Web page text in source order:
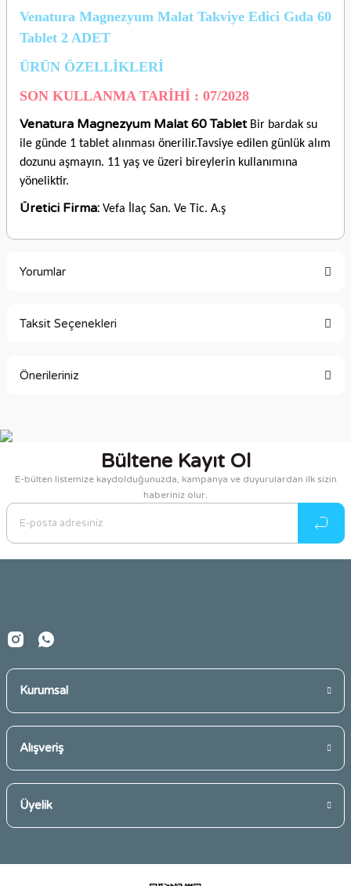
Venatura Magnezyum Malat Takviye Edici Gıda 60
Tablet 2 ADET
ÜRÜN ÖZELLİKLERİ
SON KULLANMA TARİHİ : 07/2028
Venatura Magnezyum Malat 60 Tablet Bir bardak su
ile günde 1 tablet alınması önerilir.Tavsiye edilen günlük alım
dozunu aşmayın. 11 yaş ve üzeri bireylerin kullanımına
yöneliktir.
Üretici Firma: Vefa İlaç San. Ve Tic. A.ş
Yorumlar
Taksit Seçenekleri
Önerileriniz
Görüş ve önerileriniz için teşekkür ederiz.
Ürün resmi kalitesiz, bozuk veya görüntülenemiyor.
Ürün açıklamasında eksik bilgiler bulunuyor.
Ürün bilgilerinde hatalar bulunuyor.
Bültene Kayıt Ol
E-bülten listemize kaydolduğunuzda, kampanya ve duyurulardan ilk sizin
haberiniz olur.
Kurumsal
Alışveriş
Üyelik